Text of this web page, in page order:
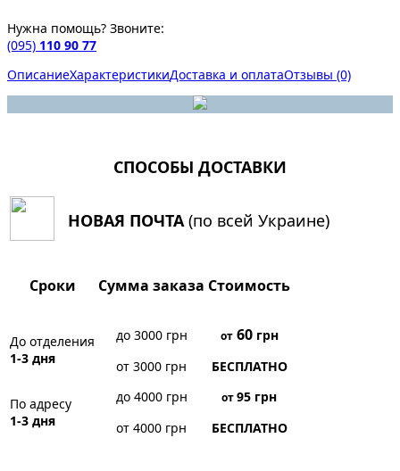
Нужна помощь? Звоните:
(095) 110 90 77
ОписаниеХарактеристикиДоставка и оплатаОтзывы (0)
СПОСОБЫ ДОСТАВКИ
НОВАЯ ПОЧТА(по всей Украине)
Сроки Сумма заказа Стоимость
До отделения
1-3 дня
до 3000 грн от60грн
от 3000 грн
БЕСПЛАТНО
По адресу
1-3 дня
до 4000 грн от95 грн
от 4000 грн
БЕСПЛАТНО